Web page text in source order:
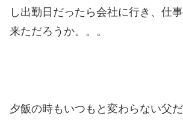
し出勤日だったら会社に行き、仕
来ただろうか。。。
夕飯の時もいつもと変わらない父だ